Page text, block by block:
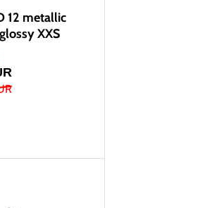
12 metallic
XXS